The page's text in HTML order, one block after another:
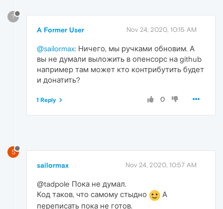
?
A Former User Nov 24, 2020, 10:15 AM
@sailormax: Ничего, мы ручками обновим. А
вы не думали выложить в опенсорс на github
например там может кто контрибутить будет
и донатить?
0
1 Reply
S
sailormax Nov 24, 2020, 10:57 AM
@tadpole Пока не думал.
Код таков, что самому стыдно
А
переписать пока не готов.